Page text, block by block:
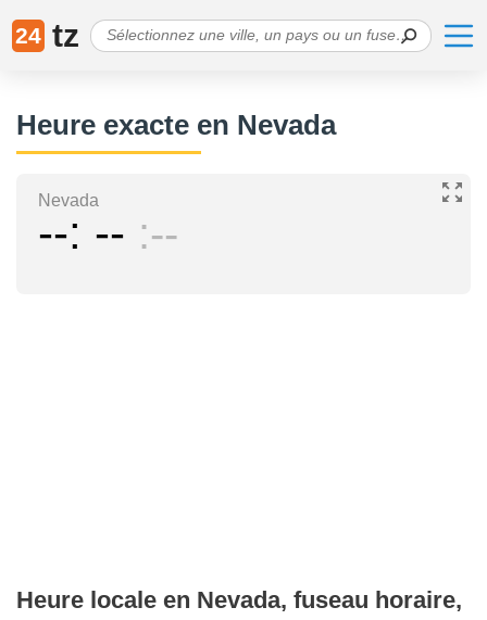
24 tz
Heure exacte en Nevada
Nevada
-- -- --
Heure locale en Nevada, fuseau horaire,